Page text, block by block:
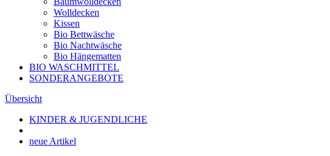
Wolldecken
Kissen
Bio Bettwäsche
Bio Nachtwäsche
Bio Hängematten
BIO WASCHMITTEL
SONDERANGEBOTE
Übersicht
KINDER & JUGENDLICHE
neue Artikel